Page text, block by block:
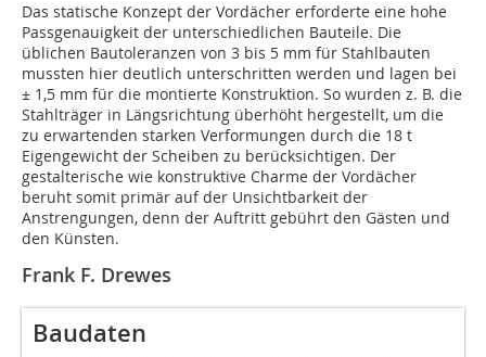
Das statische Konzept der Vordächer erforderte eine hohe
Passgenauigkeit der unterschiedlichen Bauteile. Die
üblichen Bautoleranzen von 3 bis 5 mm für Stahlbauten
mussten hier deutlich unterschritten werden und lagen bei
± 1,5 mm für die montierte Konstruktion. So wurden z. B. die
Stahlträger in Längsrichtung überhöht hergestellt, um die
zu erwartenden starken Verformungen durch die 18 t
Eigengewicht der Scheiben zu berücksichtigen. Der
gestalterische wie konstruktive Charme der Vordächer
beruht somit primär auf der Unsichtbarkeit der
Anstrengungen, denn der Auftritt gebührt den Gästen und
den Künsten.
Frank F. Drewes
Baudaten